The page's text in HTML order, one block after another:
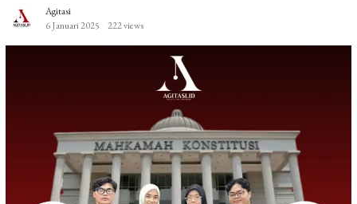
Agitasi
6 Januari 2025
222 views